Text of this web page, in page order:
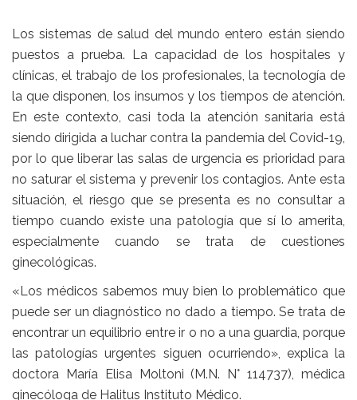
Los sistemas de salud del mundo entero están siendo
puestos a prueba. La capacidad de los hospitales y
clínicas, el trabajo de los profesionales, la tecnología de
la que disponen, los insumos y los tiempos de atención.
En este contexto, casi toda la atención sanitaria está
siendo dirigida a luchar contra la pandemia del Covid-19,
por lo que liberar las salas de urgencia es prioridad para
no saturar el sistema y prevenir los contagios. Ante esta
situación, el riesgo que se presenta es no consultar a
tiempo cuando existe una patología que sí lo amerita,
especialmente cuando se trata de cuestiones
ginecológicas.
«Los médicos sabemos muy bien lo problemático que
puede ser un diagnóstico no dado a tiempo. Se trata de
encontrar un equilibrio entre ir o no a una guardia, porque
las patologías urgentes siguen ocurriendo», explica la
doctora María Elisa Moltoni (M.N. N° 114737), médica
ginecóloga de Halitus Instituto Médico.